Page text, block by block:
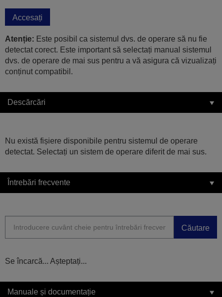
Accesați
Atenție: Este posibil ca sistemul dvs. de operare să nu fie
detectat corect. Este important să selectați manual sistemul
dvs. de operare de mai sus pentru a vă asigura că vizualizați
conținut compatibil.
Descărcări
Nu există fișiere disponibile pentru sistemul de operare
detectat. Selectați un sistem de operare diferit de mai sus.
Întrebări frecvente
Căutare
Se încarcă... Așteptați...
Manuale și documentație